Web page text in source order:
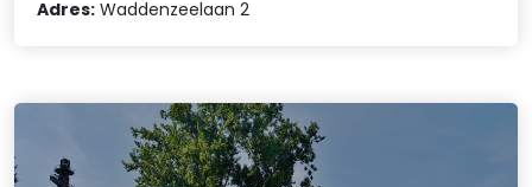
Adres: Waddenzeelaan 2